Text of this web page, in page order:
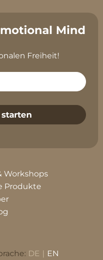
Mind
Freiheit!
Workshops
Produkte
DE | EN